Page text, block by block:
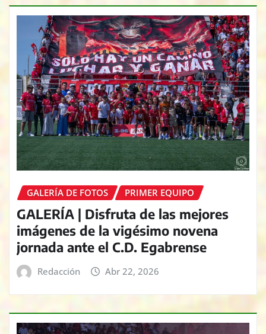
GALERÍA DE FOTOS PRIMER EQUIPO
GALERÍA | Disfruta de las mejores
imágenes de la vigésimo novena
jornada ante el C.D. Egabrense
Redacción Abr 22, 2026